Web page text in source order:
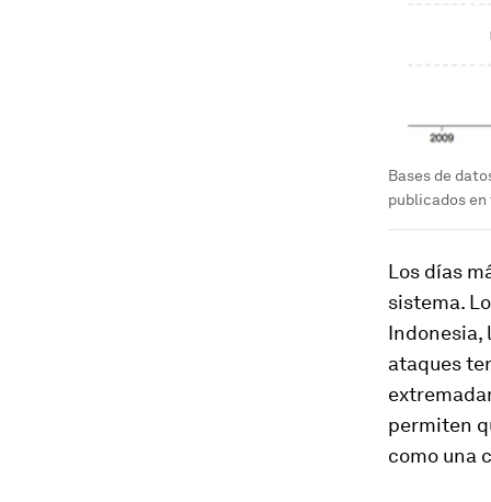
Bases de
publicados
Los días
sistema.
Indonesia,
ataques
permiten
como una